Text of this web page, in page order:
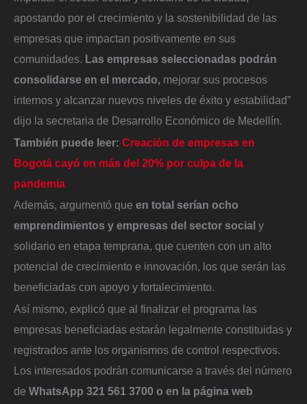
apostando por el crecimiento y la sostenibilidad de las
empresas que impactan positivamente en sus
comunidades. Las empresas seleccionadas podrán
consolidarse en el mercado, mejorar sus procesos
internos y alcanzar nuevos niveles de éxito y estabilidad”
dijo la secretaria de Desarrollo Económico de Medellín.
También puede leer: Creación de empresas en
Bogotá cayó en más del 20% por culpa de la
pandemia
Además, argumentó que en total serían ocho
emprendimientos y empresas del sector social y
solidario en etapa temprana, que cuenten con un alto
potencial de crecimiento e innovación, los que serán las
beneficiadas con apoyo y fortalecimiento.
Así mismo, explicó que al finalizar el programa las
empresas beneficiadas estarán legalmente constituidas y
registrados ante los organismos de control respectivos.
Los interesados podrán comunicarse a través del número
de WhatsApp 321 561 3700 o en la página web